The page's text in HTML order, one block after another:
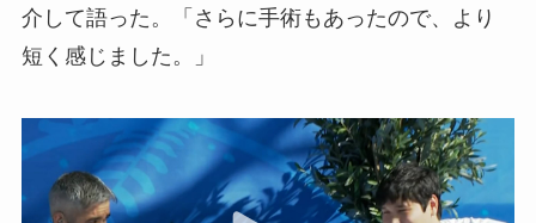
介して語った。「さらに手術もあったので、より
短く感じました。」